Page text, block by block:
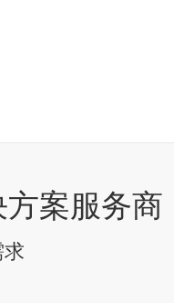
案服务商